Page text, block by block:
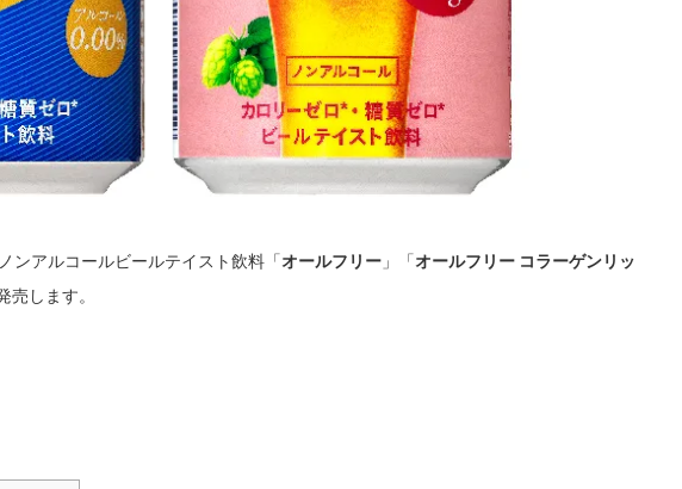
ンアルコールビールテイスト飲料「オールフリー 」「オールフリー コラーゲンリッ
売します。